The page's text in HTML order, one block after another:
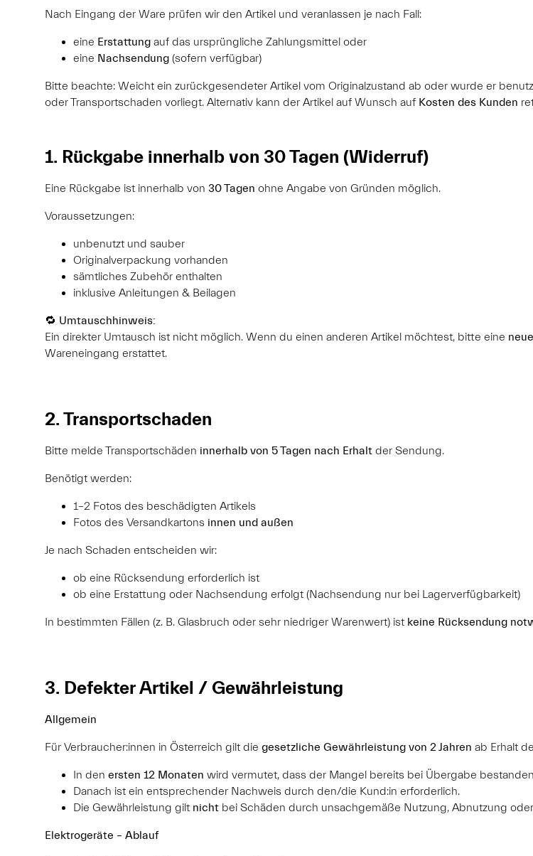
Nach Eingang der Ware prüfen wir den Artikel und veranlassen je nach Fall:
eine Erstattung auf das ursprüngliche Zahlungsmittel oder
eine Nachsendung (sofern verfügbar)
Bitte beachte: Weicht ein zurückgesendeter Artikel vom Originalzustand ab oder wurde er
oder Transportschaden vorliegt. Alternativ kann der Artikel auf Wunsch auf Kosten des Kunden
1. Rückgabe innerhalb von 30 Tagen (Widerruf)
Eine Rückgabe ist innerhalb von 30 Tagen ohne Angabe von Gründen möglich.
Voraussetzungen:
unbenutzt und sauber
Originalverpackung vorhanden
sämtliches Zubehör enthalten
inklusive Anleitungen & Beilagen
🔁 Umtauschhinweis:
Ein direkter Umtausch ist nicht möglich. Wenn du einen anderen Artikel möchtest, bitte eine
Wareneingang erstattet.
2. Transportschaden
Bitte melde Transportschäden innerhalb von 5 Tagen nach Erhalt der Sendung.
Benötigt werden:
1–2 Fotos des beschädigten Artikels
Fotos des Versandkartons innen und außen
Je nach Schaden entscheiden wir:
ob eine Rücksendung erforderlich ist
ob eine Erstattung oder Nachsendung erfolgt (Nachsendung nur bei Lagerverfügbarkeit)
In bestimmten Fällen (z. B. Glasbruch oder sehr niedriger Warenwert) ist keine Rücksendung
3. Defekter Artikel / Gewährleistung
Allgemein
Für Verbraucher:innen in Österreich gilt die gesetzliche Gewährleistung von 2 Jahren ab Erhalt
In den ersten 12 Monaten wird vermutet, dass der Mangel bereits bei Übergabe
Danach ist ein entsprechender Nachweis durch den/die Kund:in erforderlich.
Die Gewährleistung gilt nicht bei Schäden durch unsachgemäße Nutzung, Abnutzung
Elektrogeräte – Ablauf